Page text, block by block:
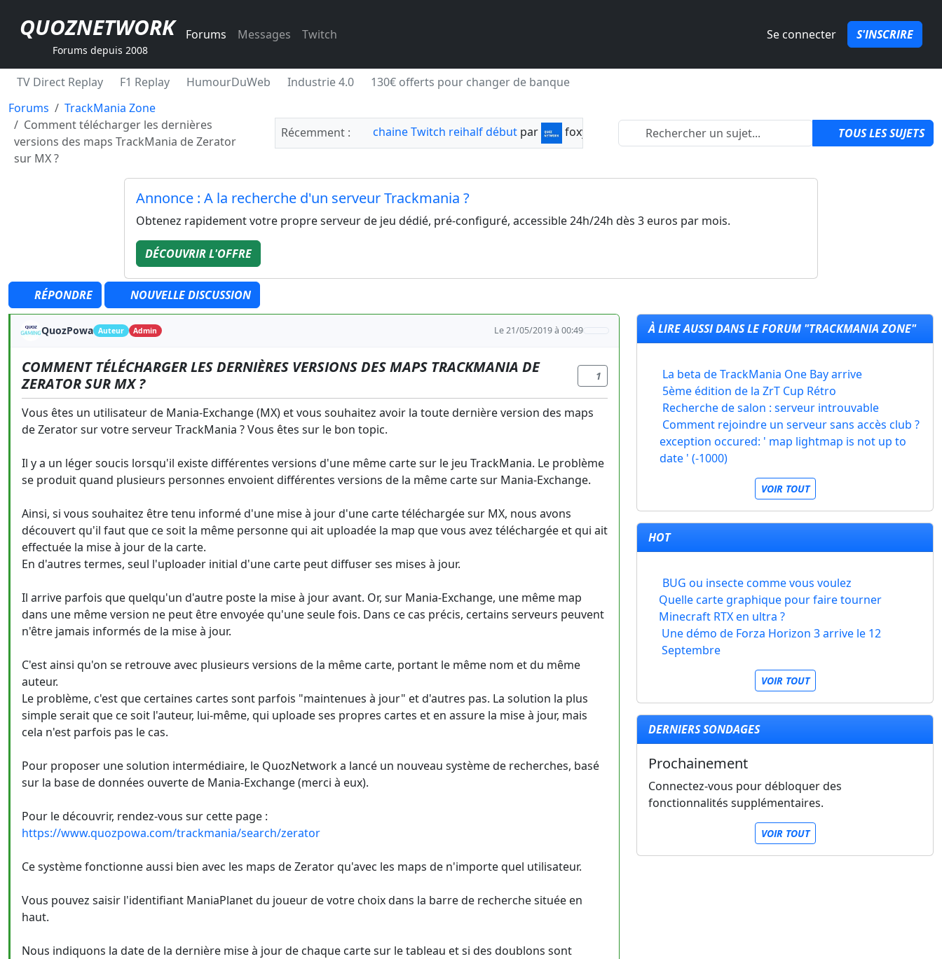
QUOZNETWORK
Forums depuis 2008
Forums Messages Twitch Se connecter S'INSCRIRE
TV Direct Replay F1 Replay HumourDuWeb Industrie 4.0
130€ offerts pour changer de banque
Forums
TrackMania Zone
Comment télécharger les dernières
versions des maps TrackMania de Zerator
sur MX ?
Récemment : chaine Twitch reihalf début par foxylabnyy 2 TOUS LES SUJETS
Annonce : A la recherche d'un serveur Trackmania ?
Obtenez rapidement votre propre serveur de jeu dédié, pré-configuré, accessible 24h/24h dès 3 euros par mois.
DÉCOUVRIR L'OFFRE
RÉPONDRE NOUVELLE DISCUSSION
QuozPowa Auteur Admin Le 21/05/2019 à 00:49
COMMENT TÉLÉCHARGER LES DERNIÈRES VERSIONS DES MAPS TRACKMANIA DE
ZERATOR SUR MX ?
1
Vous êtes un utilisateur de Mania-Exchange (MX) et vous souhaitez avoir la toute dernière version des maps
de Zerator sur votre serveur TrackMania ? Vous êtes sur le bon topic.
Il y a un léger soucis lorsqu'il existe différentes versions d'une même carte sur le jeu TrackMania. Le problème
se produit quand plusieurs personnes envoient différentes versions de la même carte sur Mania-Exchange.
Ainsi, si vous souhaitez être tenu informé d'une mise à jour d'une carte téléchargée sur MX, nous avons
découvert qu'il faut que ce soit la même personne qui ait uploadée la map que vous avez téléchargée et qui ait
effectuée la mise à jour de la carte.
En d'autres termes, seul l'uploader initial d'une carte peut diffuser ses mises à jour.
Il arrive parfois que quelqu'un d'autre poste la mise à jour avant. Or, sur Mania-Exchange, une même map
dans une même version ne peut être envoyée qu'une seule fois. Dans ce cas précis, certains serveurs peuvent
n'être jamais informés de la mise à jour.
C'est ainsi qu'on se retrouve avec plusieurs versions de la même carte, portant le même nom et du même
auteur.
Le problème, c'est que certaines cartes sont parfois "maintenues à jour" et d'autres pas. La solution la plus
simple serait que ce soit l'auteur, lui-même, qui uploade ses propres cartes et en assure la mise à jour, mais
cela n'est parfois pas le cas.
Pour proposer une solution intermédiaire, le QuozNetwork a lancé un nouveau système de recherches, basé
sur la base de données ouverte de Mania-Exchange (merci à eux).
Pour le découvrir, rendez-vous sur cette page :
https://www.quozpowa.com/trackmania/search/zerator
Ce système fonctionne aussi bien avec les maps de Zerator qu'avec les maps de n'importe quel utilisateur.
Vous pouvez saisir l'identifiant ManiaPlanet du joueur de votre choix dans la barre de recherche située en
haut.
Nous indiquons la date de la dernière mise à jour de chaque carte sur le tableau et si des doublons sont
À LIRE AUSSI DANS LE FORUM "TRACKMANIA ZONE"
La beta de TrackMania One Bay arrive
5ème édition de la ZrT Cup Rétro
Recherche de salon : serveur introuvable
Comment rejoindre un serveur sans accès club ?
exception occured: ' map lightmap is not up to
date ' (-1000)
VOIR TOUT
HOT
BUG ou insecte comme vous voulez
Quelle carte graphique pour faire tourner
Minecraft RTX en ultra ?
Une démo de Forza Horizon 3 arrive le 12
Septembre
VOIR TOUT
DERNIERS SONDAGES
Prochainement
Connectez-vous pour débloquer des
fonctionnalités supplémentaires.
VOIR TOUT